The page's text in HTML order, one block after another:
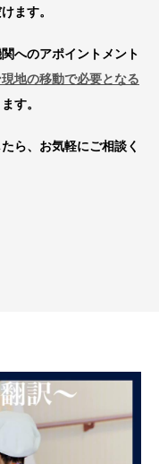
ます。
へのアポイントメント
地の移動で必要となる
す。
ら、お気軽にご相談く